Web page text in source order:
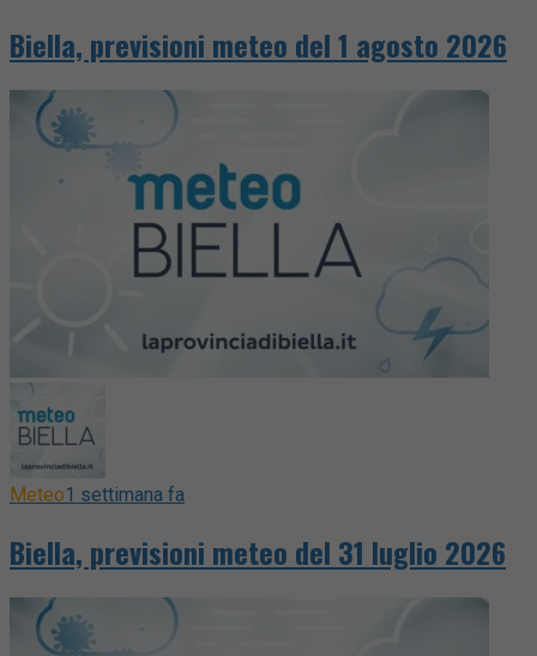
Biella, previsioni meteo del 1 agosto 2026
Meteo1 settimana fa
Biella, previsioni meteo del 31 luglio 2026